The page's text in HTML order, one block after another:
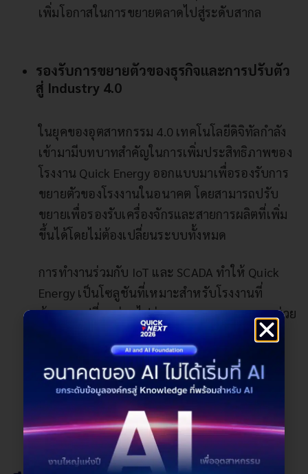
เพิ่มโอกาสในการขยายตลาดไปสู่ระดับสากล
รองรับการขยายตัวของธุรกิจและการปรับตัว
สู่ Industry 4.0
ในยุคของอุตสาหกรรม 4.0 เทคโนโลยีดิจิทัลกำลัง
เข้ามามีบทบาทสำคัญในการเพิ่มประสิทธิภาพของ
โรงงาน Quick Energy ออกแบบมาเพื่อรองรับการ
ขยายตัวของโรงงานในอนาคต โดยสามารถปรับ
ขยายเพื่อรองรับเครื่องจักรและสายการผลิตที่เพิ่ม
ขึ้นได้โดยไม่ต้องเปลี่ยนระบบทั้งหมด
การทำงานร่วมกับ IoT และ SCADA ทำให้ Quick
Energy เป็นโซลูชันที่เหมาะสำหรับโรงงานที่
ต้องการเปลี่ยนผ่านไปสู่ Smart Factory เพราะช่วย
ให้สามารถเชื่อมต่อข้อมูลพลังงานกับระบบ
อัตโนมัติ และนำข้อมูลที่ได้ไปใช้ในการปรับปรุง
กระบวนการผลิตให้มีประสิทธิภาพสูงสุด